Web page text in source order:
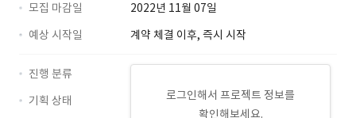
모집 마감일
2022년 11월 07일
예상 시작일
계약 체결 이후, 즉시 시작
로그인해서 프로젝트 정보를
확인해보세요.
진행 분류
기획 상태